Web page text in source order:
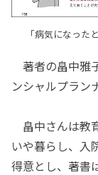
「病気になった
著者の畠中雅
ンシャルプラン
畠中さんは教
いや暮らし、入
得意とし、著書